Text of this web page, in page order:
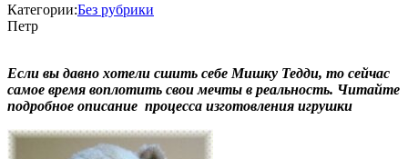
Категории:Без рубрики
Петр
Если вы давно хотели сшить себе Мишку Тедди, то сейчас
самое время воплотить свои мечты в реальность. Читайте
подробное описание процесса изготовления игрушки